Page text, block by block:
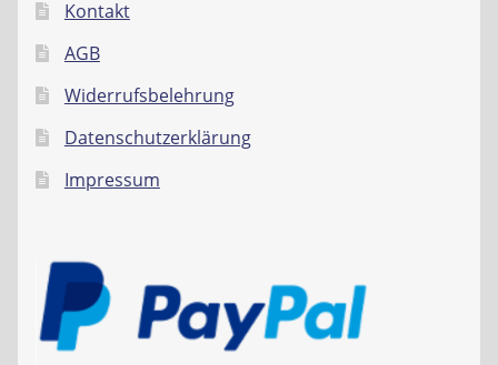
Kontakt
AGB
Widerrufsbelehrung
Datenschutzerklärung
Impressum